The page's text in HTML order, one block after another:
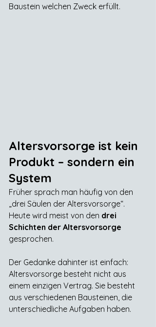
Baustein welchen Zweck erfüllt.
Altersvorsorge ist kein
Produkt – sondern ein
System
Früher sprach man häufig von den
„drei Säulen der Altersvorsorge“.
Heute wird meist von den drei
Schichten der Altersvorsorge
gesprochen.
Der Gedanke dahinter ist einfach:
Altersvorsorge besteht nicht aus
einem einzigen Vertrag. Sie besteht
aus verschiedenen Bausteinen, die
unterschiedliche Aufgaben haben.